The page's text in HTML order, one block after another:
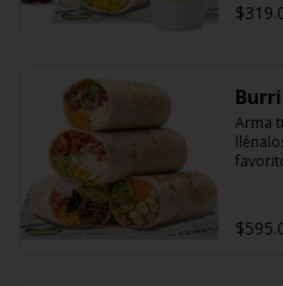
Arma